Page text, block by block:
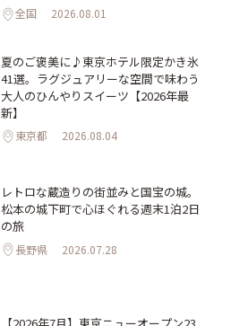
全国 2026.08.01
夏のご褒美に♪東京ホテル限定かき氷
41選。ラグジュアリーな空間で味わう
大人のひんやりスイーツ【2026年最
新】
東京都 2026.08.04
レトロな蔵造りの街並みと国宝の城。
松本の城下町で心ほぐれる週末1泊2日
の旅
長野県 2026.07.28
【2026年7月】東京ニューオープン23